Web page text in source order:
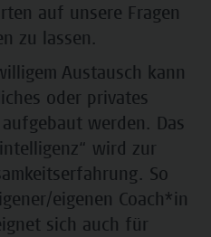
auf unsere Fragen
zu lassen.
Austausch kann
oder privates
werden. Das
wird zur
So
eigenen Coach*in
sich auch für